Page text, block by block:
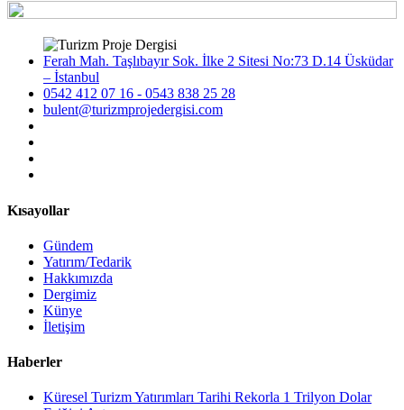
Ferah Mah. Taşlıbayır Sok. İlke 2 Sitesi No:73 D.14 Üsküdar
– İstanbul
0542 412 07 16 - 0543 838 25 28
bulent@turizmprojedergisi.com
Kısayollar
Gündem
Yatırım/Tedarik
Hakkımızda
Dergimiz
Künye
İletişim
Haberler
Küresel Turizm Yatırımları Tarihi Rekorla 1 Trilyon Dolar